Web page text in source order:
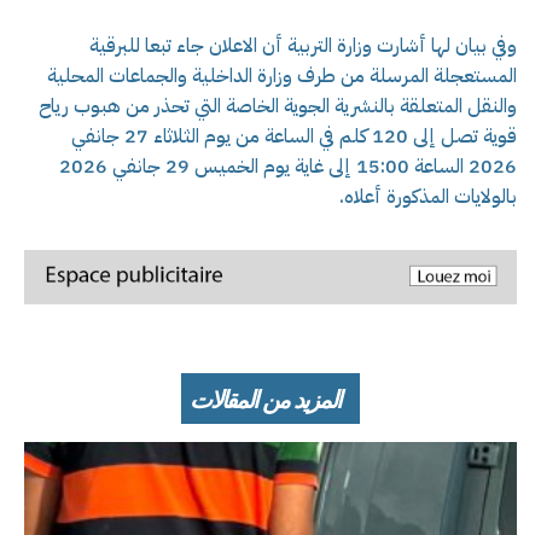
وفي بيان لها أشارت وزارة التربية أن الاعلان جاء تبعا للبرقية
المستعجلة المرسلة من طرف وزارة الداخلية والجماعات المحلية
والنقل المتعلقة بالنشرية الجوية الخاصة التي تحذر من هبوب رياح
قوية تصل إلى 120 كلم في الساعة من يوم الثلاثاء 27 جانفي
2026 الساعة 15:00 إلى غاية يوم الخميس 29 جانفي 2026
بالولايات المذكورة أعلاه.
المزيد من المقالات